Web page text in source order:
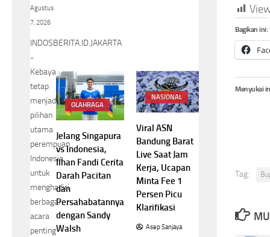
Bagikan ini:
Menyukai
Tag:
Agustus
7, 2026
INDOSBERITA.ID.JAKARTA
-
Kebaya
tetap
menjadi
pilihan
utama
perempuan
Indonesia
untuk
menghadiri
berbagai
acara
penting
OLAHRAGA
Jelang Singapura
vs Indonesia,
Ilhan Fandi Cerita
Darah Pacitan
dan
Persahabatannya
dengan Sandy
Walsh
NASIONAL
Viral ASN
Bandung Barat
Live Saat Jam
Kerja, Ucapan
Minta Fee 1
Persen Picu
Klarifikasi
Asep Sanjaya